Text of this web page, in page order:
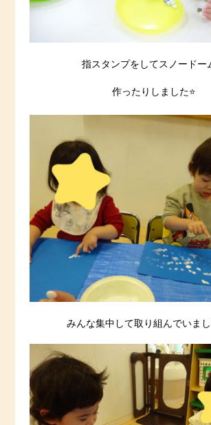
指スタンプをしてスノードー
作ったりしました⭐️
みんな集中して取り組んでいま